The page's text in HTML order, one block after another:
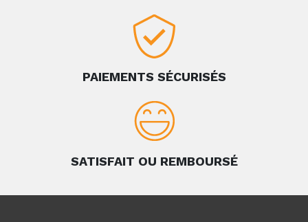
PAIEMENTS SÉCURISÉS
SATISFAIT OU REMBOURSÉ